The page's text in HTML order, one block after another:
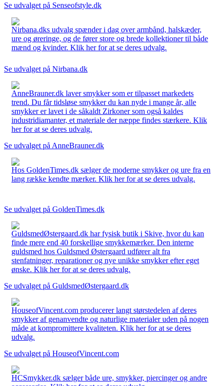
Se udvalget på Senseofstyle.dk
Nirbana.dks udvalg spænder i dag over armbånd, halskæder,
ure og øreringe, og de fører store og brede kollektioner til både
mænd og kvinder. Klik her for at se deres udvalg.
Se udvalget på Nirbana.dk
AnneBrauner.dk laver smykker som er tilpasset markedets
trend. Du får tidsløse smykker du kan nyde i mange år, alle
smykker er lavet i de såkaldt Zirkoner som også kaldes
industridiamanter, et materiale der næppe findes stærkere. Klik
her for at se deres udvalg.
Se udvalget på AnneBrauner.dk
Hos GoldenTimes.dk sælger de moderne smykker og ure fra en
lang række kendte mærker. Klik her for at se deres udvalg.
Se udvalget på GoldenTimes.dk
GuldsmedØstergaard.dk har fysisk butik i Skive, hvor du kan
finde mere end 40 forskellige smykkemærker. Den interne
guldsmed hos Guldsmed Østergaard udfører alt fra
stenfatninger, reparationer og nye unikke smykker efter eget
ønske. Klik her for at se deres udvalg.
Se udvalget på GuldsmedØstergaard.dk
HouseofVincent.com producerer langt størstedelen af deres
smykker af genanvendte og naturlige materialer uden på nogen
måde at kompromittere kvaliteten. Klik her for at se deres
udvalg.
Se udvalget på HouseofVincent.com
HCSmykker.dk sælger både ure, smykker, piercinger og andre